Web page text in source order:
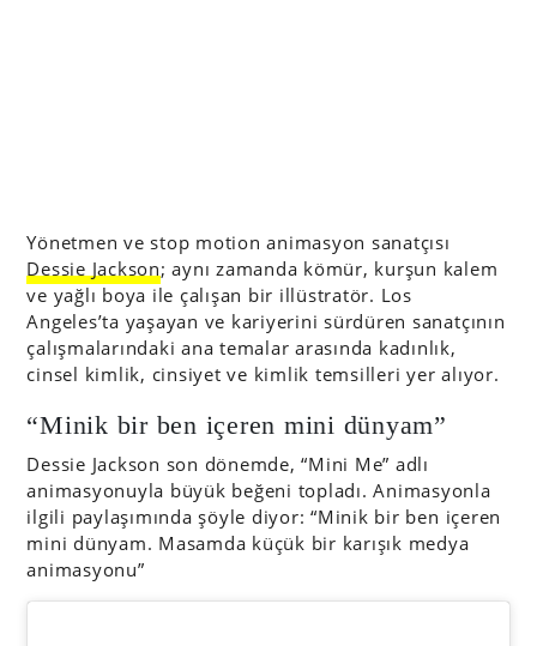
Yönetmen ve stop motion animasyon sanatçısı
Dessie Jackson; aynı zamanda kömür, kurşun kalem
ve yağlı boya ile çalışan bir illüstratör. Los
Angeles’ta yaşayan ve kariyerini sürdüren sanatçının
çalışmalarındaki ana temalar arasında kadınlık,
cinsel kimlik, cinsiyet ve kimlik temsilleri yer alıyor.
“Minik bir ben içeren mini dünyam”
Dessie Jackson son dönemde, “Mini Me” adlı
animasyonuyla büyük beğeni topladı. Animasyonla
ilgili paylaşımında şöyle diyor: “Minik bir ben içeren
mini dünyam. Masamda küçük bir karışık medya
animasyonu”